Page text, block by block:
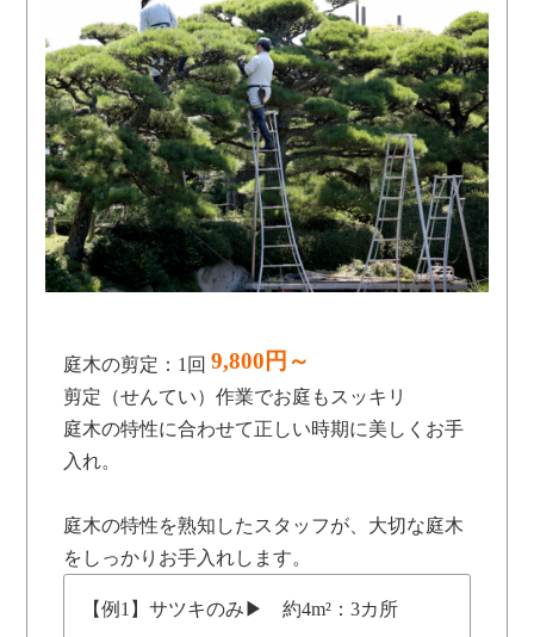
庭木の剪定：1回9,800円～
剪定（せんてい）作業でお庭もスッキリ
庭木の特性に合わせて正しい時期に美しくお手
入れ。
庭木の特性を熟知したスタッフが、大切な庭木
をしっかりお手入れします。
【例1】サツキのみ▶ 約4m²：3カ所